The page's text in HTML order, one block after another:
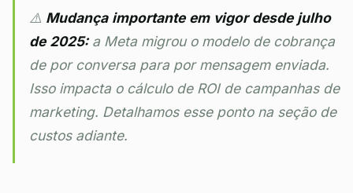
⚠️ Mudança importante em vigor desde julho
de 2025:a Meta migrou o modelo de cobrança
de por conversa para por mensagem enviada.
Isso impacta o cálculo de ROI de campanhas de
marketing. Detalhamos esse ponto na seção de
custos adiante.